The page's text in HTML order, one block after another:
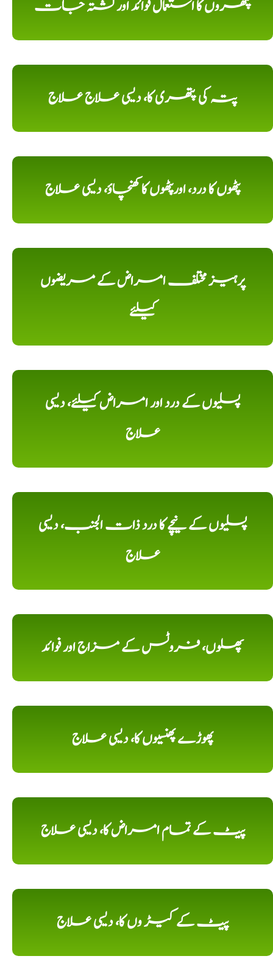
پتھروں کا استعمال فوائد اورکشتہ جات
پتہ کی پتھری کا، دیسی علاج علاج
پٹھوں کا درد، اورپٹھوں کا کھنچاؤ، دیسی علاج
پرہیز مختلف امراض کے مریضوں
کیلئے
پسلیوں کے درد اور امراض کیلئے، دیسی
علاج
پسلیوں کے نیچے کا درد ذات الجنب، دیسی
علاج
پھلوں، فروٹس کے مزاج اور فوائد
پھوڑے پھنسیوں کا، دیسی علاج
پیٹ کے تمام امراض کا، دیسی علاج
پیٹ کے کیڑ وں کا، دیسی علاج